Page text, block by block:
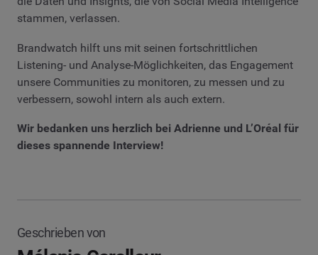
stammen, verlassen.
Brandwatch hilft uns mit seinen fortschrittlichen
Listening- und Analyse-Möglichkeiten, das Engagement
unsere Communities zu monitoren, zu messen und zu
verbessern, sowohl intern als auch extern.
Wir bedanken uns herzlich bei Adrienne und L’Oréal für
dieses spannende Interview!
Geschrieben von